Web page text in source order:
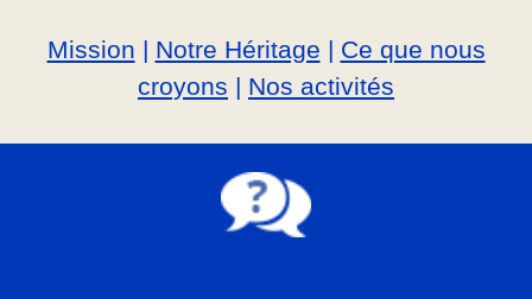
Mission | Notre Héritage | Ce que nous
croyons | Nos activités